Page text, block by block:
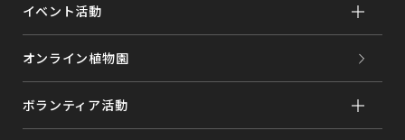
講じます。
・全社的な個人情報保護管理者・各部門に管理責任者を
配置して個人情報の保護に努めます。
みを行います。
・役員および従業者に個人情報保護の重要性を認識さ
せ、個人情報の適切な保護と利用を図るため、個人情報
イベント活動
オンライン植物園
ボランティア活動